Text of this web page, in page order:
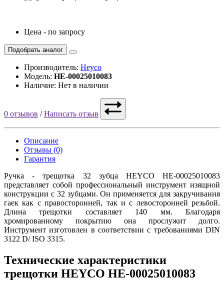
Цена - по запросу
Подобрать аналог
Производитель: Heyco
Модель: HE-00025010083
Наличие: Нет в наличии
0 отзывов /Написать отзыв
Описание
Отзывы (0)
Гарантия
Ручка - трещотка 32 зубца HEYCO HE-00025010083
представляет собой профессиональный инструмент изящной
конструкции с 32 зубцами. Он применяется для закручивания
гаек как с правосторонней, так и с левосторонней резьбой.
Длина трещотки составляет 140 мм. Благодаря
хромированному покрытию она прослужит долго.
Инструмент изготовлен в соответствии с требованиями DIN
3122 D/ ISO 3315.
Технические характеристики
трещотки HEYCO HE-00025010083